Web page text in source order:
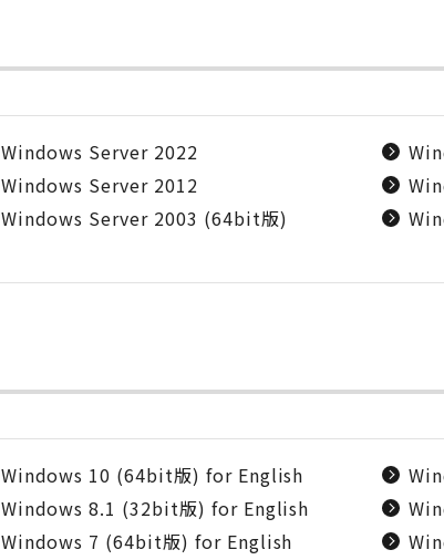
Windows Server 2022
Windows Server 2012
Windows Server 2003 (64bit版)
Windows 10 (64bit版) for English
Windows 8.1 (32bit版) for English
Windows 7 (64bit版) for English